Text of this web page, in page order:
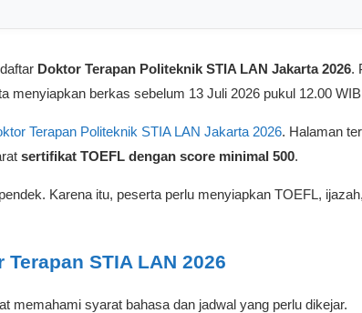
Doktor Terapan Politeknik STIA LAN Jakarta 2026.
menyiapkan berkas sebelum 13 Juli 2026 pukul 12.00
Terapan Politeknik STIA LAN Jakarta 2026. Halaman
sertifikat TOEFL dengan score minimal 500.
Karena itu, peserta perlu menyiapkan TOEFL,
STIA LAN 2026
memahami syarat bahasa dan jadwal yang perlu dikejar.